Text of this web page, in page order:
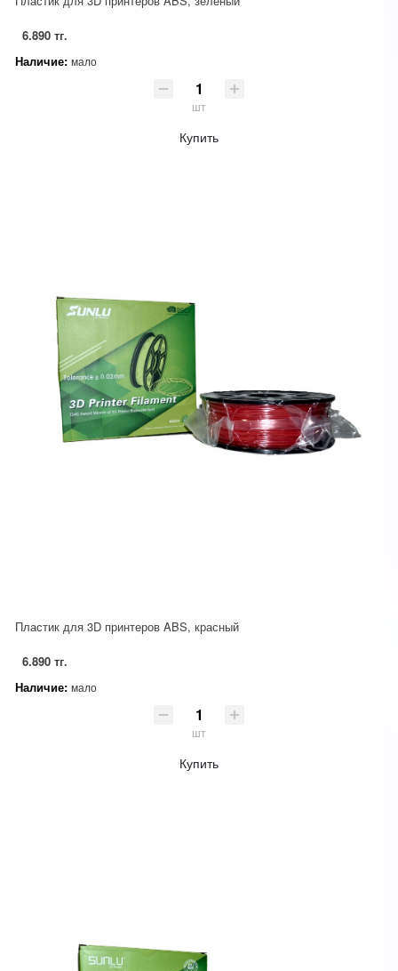
6.890 тг.
Наличие: мало
шт
Купить
Пластик для 3D принтеров ABS, красный
6.890 тг.
Наличие: мало
шт
Купить